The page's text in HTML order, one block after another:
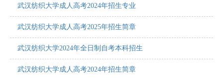
武汉纺织大学成人高考2024年招生专业
武汉纺织大学成人高考2025年招生简章
武汉纺织大学2024年全日制自考本科招生
武汉纺织大学成人高考2024年招生简章